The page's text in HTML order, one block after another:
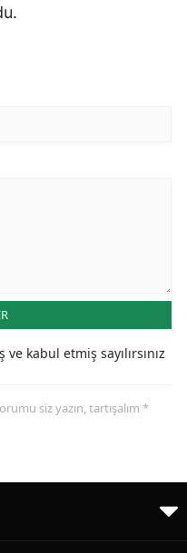
ve kabul etmiş sayılırsınız
siz yazın, tartışalım *